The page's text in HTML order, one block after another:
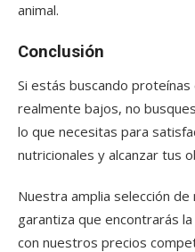
animal.
Conclusión
Si estás buscando
realmente bajos, no
lo que necesitas para
nutricionales y alcanzar tus
Nuestra amplia selección
garantiza que encontrarás
con nuestros precios